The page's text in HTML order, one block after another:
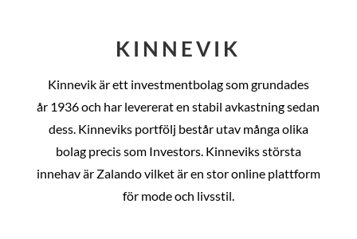
KINNEVIK
Kinnevik är ett investmentbolag som grundades
år 1936 och har levererat en stabil avkastning sedan
dess. Kinneviks portfölj består utav många olika
bolag precis som Investors. Kinneviks största
innehav är Zalando vilket är en stor online plattform
för mode och livsstil.